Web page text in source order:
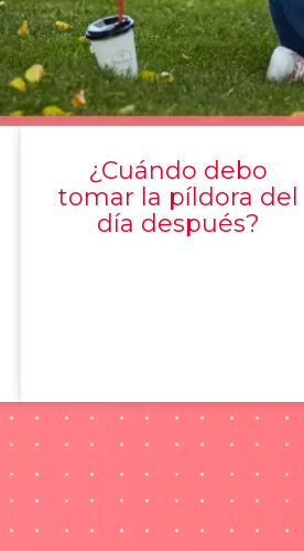
¿Cuándo debo
tomar la píldora del
día después?